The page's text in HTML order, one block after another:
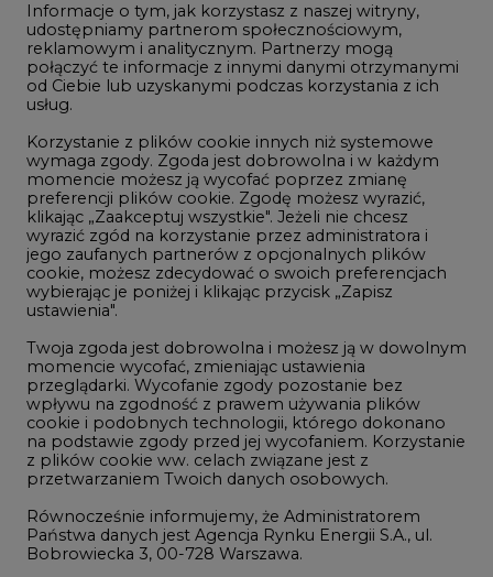
Gospodarka
Geopolityka
LTE450
Innowacje i AI
Telekomunikacja i IT
Handel emisjami CO2
Wodór
Górnictwo
Atom
Fotowoltaika
Offshore wind
Zielone samorządy
Zielona gospodarka
Informacje o tym, jak korzystasz z naszej witryny,
udostępniamy partnerom społecznościowym,
reklamowym i analitycznym. Partnerzy mogą
połączyć te informacje z innymi danymi otrzymanymi
od Ciebie lub uzyskanymi podczas korzystania z ich
usług.
Korzystanie z plików cookie innych niż systemowe
wymaga zgody. Zgoda jest dobrowolna i w każdym
momencie możesz ją wycofać poprzez zmianę
preferencji plików cookie. Zgodę możesz wyrazić,
klikając „Zaakceptuj wszystkie". Jeżeli nie chcesz
wyrazić zgód na korzystanie przez administratora i
jego zaufanych partnerów z opcjonalnych plików
cookie, możesz zdecydować o swoich preferencjach
wybierając je poniżej i klikając przycisk „Zapisz
ustawienia".
Twoja zgoda jest dobrowolna i możesz ją w dowolnym
momencie wycofać, zmieniając ustawienia
przeglądarki. Wycofanie zgody pozostanie bez
wpływu na zgodność z prawem używania plików
cookie i podobnych technologii, którego dokonano
na podstawie zgody przed jej wycofaniem. Korzystanie
z plików cookie ww. celach związane jest z
przetwarzaniem Twoich danych osobowych.
Równocześnie informujemy, że Administratorem
Państwa danych jest Agencja Rynku Energii S.A., ul.
Bobrowiecka 3, 00-728 Warszawa.